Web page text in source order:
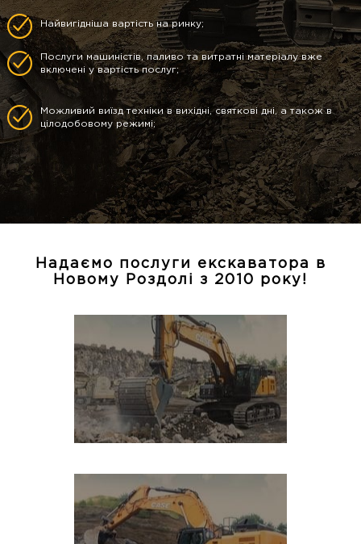
Найвигідніша вартість на ринку;
Послуги машиністів, паливо та витратні матеріалу вже
включені у вартість послуг;
Можливий виїзд техніки в вихідні, святкові дні, а також в
цілодобовому режимі;
Надаємо послуги екскаватора в
Новому Роздолі з 2010 року!